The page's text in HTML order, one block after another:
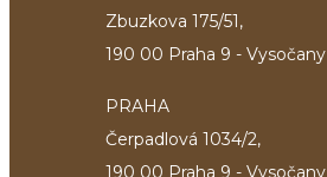
Zbuzkova 175/51,
190 00 Praha 9 - Vysočany
PRAHA
Čerpadlová 1034/2,
190 00 Praha 9 - Vysočany